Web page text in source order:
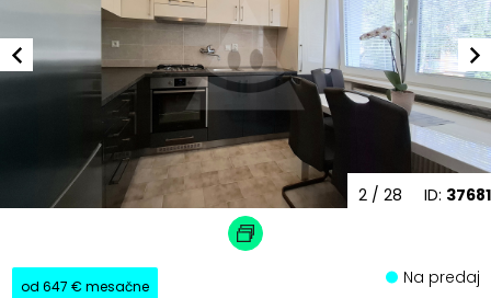
ID: 37681
3 / 28
od 647 € mesačne Na predaj